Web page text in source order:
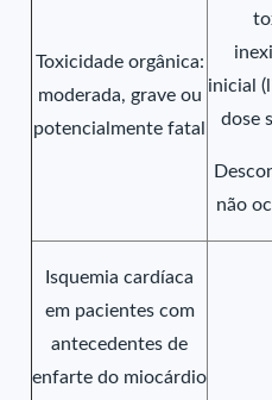
Toxicidade orgânica:
moderada, grave ou
potencialmente fatal
inicial
dose
não
Isquemia cardíaca
em pacientes com
antecedentes de
enfarte do miocárdio